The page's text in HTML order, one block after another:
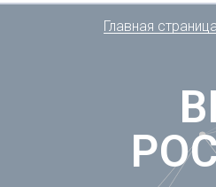
Главная страница